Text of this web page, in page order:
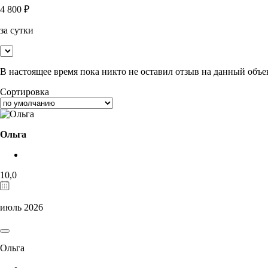
4 800 ₽
за сутки
В настоящее время пока никто не оставил отзыв на данный
Сортировка
Ольга
10,0
июль 2026
Ольга